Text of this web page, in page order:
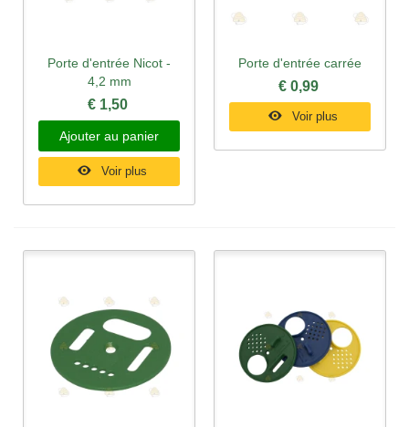
Porte d'entrée Nicot -
4,2 mm
€ 1,50
Ajouter au panier
Voir plus
Porte d'entrée carrée
€ 0,99
Voir plus